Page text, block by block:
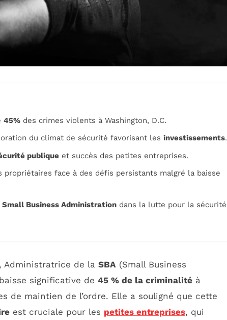
45% des crimes violents à Washington, D.C.
du climat de sécurité favorisant les investissements.
publique et succès des petites entreprises.
propriétaires face à des défis persistants malgré la baisse
Small Business Administration dans la lutte pour la sécurité
Administratrice de la SBA (Small Business
significative de 45 % de la criminalité à
de maintien de l’ordre. Elle a souligné que cette
est cruciale pour les petites entreprises, qui